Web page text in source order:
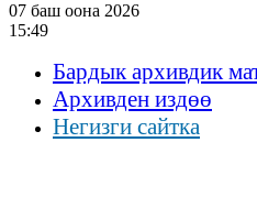
07 баш оона 2026
15:49
Бардык архивдик
Архивден издөө
Негизги сайтка